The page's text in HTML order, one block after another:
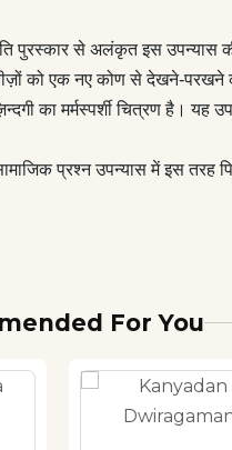
पुरस्कार से अलंकृत इस उपन्यास
को एक नए कोण से देखने-परखने
का मर्मस्पर्शी चित्रण
प्रश्न उपन्यास में इस तरह
For You